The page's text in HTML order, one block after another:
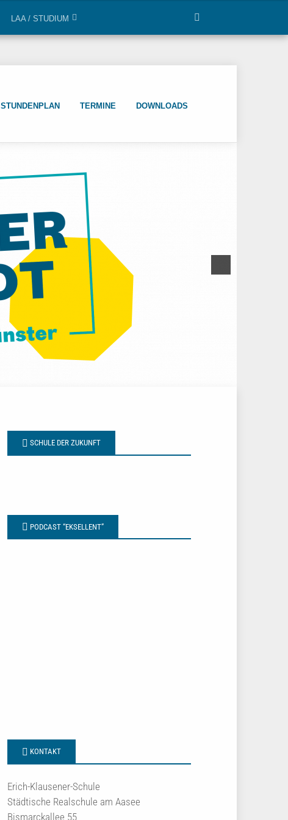
LAA / STUDIUM
STUNDENPLAN TERMINE DOWNLOADS
SCHULE DER ZUKUNFT
PODCAST “EKSELLENT”
KONTAKT
Erich-Klausener-Schule
Städtische Realschule am Aasee
Bismarckallee 55